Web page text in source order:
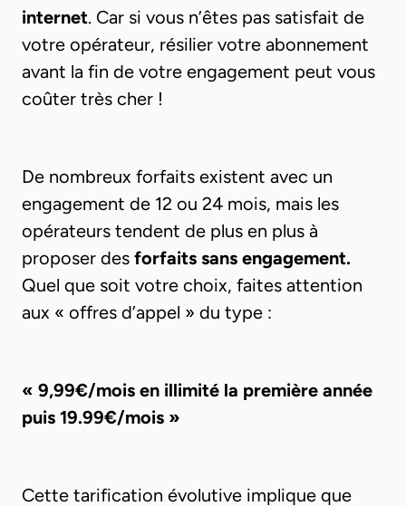
internet. Car si vous n’êtes pas satisfait de
votre opérateur, résilier votre abonnement
avant la fin de votre engagement peut vous
coûter très cher !
De nombreux forfaits existent avec un
engagement de 12 ou 24 mois, mais les
opérateurs tendent de plus en plus à
proposer des forfaits sans engagement.
Quel que soit votre choix, faites attention
aux « offres d’appel » du type :
« 9,99€/mois en illimité la première année
puis 19.99€/mois »
Cette tarification évolutive implique que